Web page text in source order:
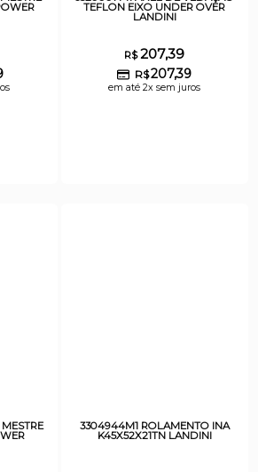
TEFLON EIXO UNDER OVER
LANDINI
R$207,39
R$207,39
em até 2x sem juros
3304944M1 ROLAMENTO INA
K45X52X21TN LANDINI